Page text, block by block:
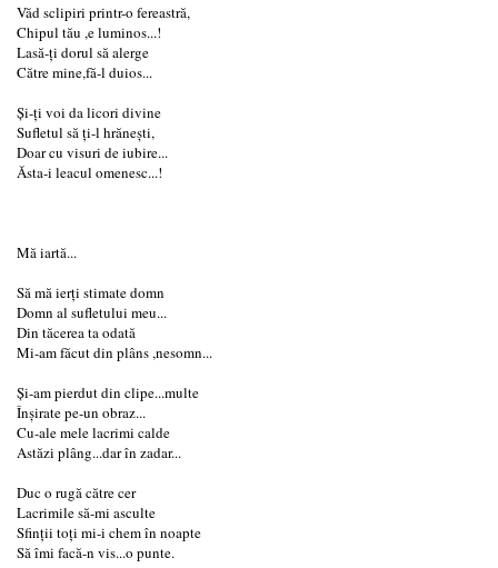
Văd sclipiri printr-o fereastră,
Chipul tău ,e luminos...!
Lasă-ți dorul să alerge
Către mine,fă-l duios...
Și-ți voi da licori divine
Sufletul să ți-l hrănești,
Doar cu visuri de iubire...
Ăsta-i leacul omenesc...!
Mă iartă...
Să mă ierți stimate domn
Domn al sufletului meu...
Din tăcerea ta odată
Mi-am făcut din plâns ,nesomn...
Și-am pierdut din clipe...multe
Înșirate pe-un obraz...
Cu-ale mele lacrimi calde
Astăzi plâng...dar în zadar...
Duc o rugă către cer
Lacrimile să-mi asculte
Sfinții toți mi-i chem în noapte
Să îmi facă-n vis...o punte.